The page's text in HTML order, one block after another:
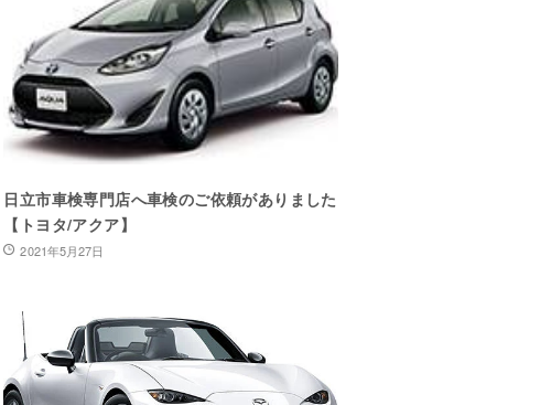
日立市車検専門店へ車検のご依頼がありました
【トヨタ/アクア】
2021年5月27日